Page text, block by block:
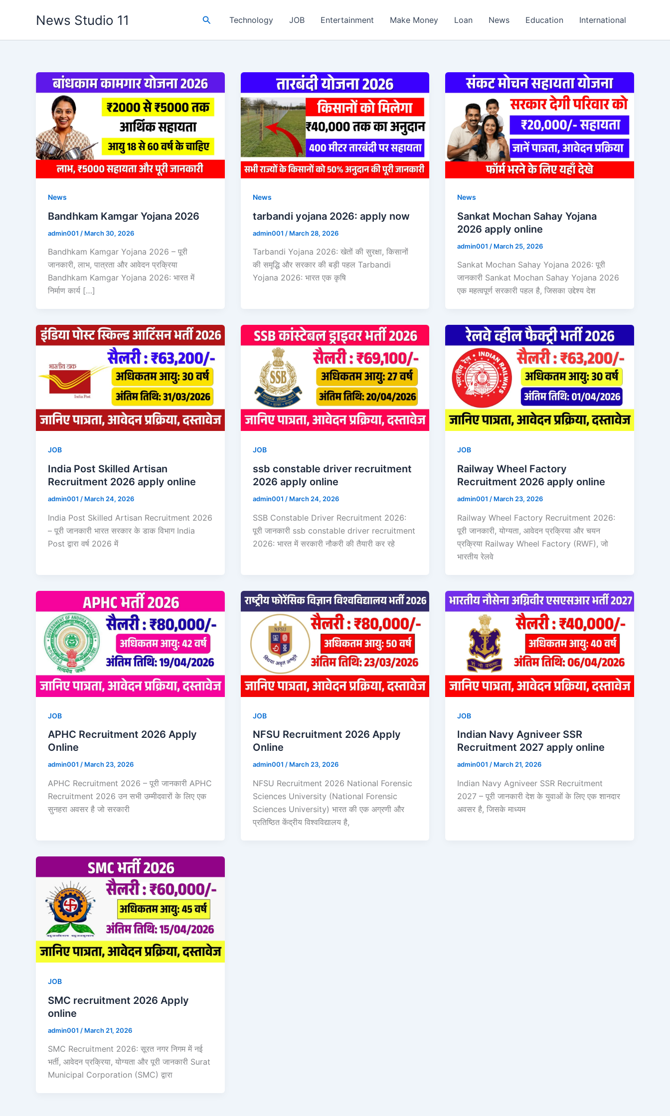
News Studio 11 SearchTechnology JOB Entertainment Make Money Loan News Education International
News
Bandhkam Kamgar Yojana 2026
admin001 / March 30, 2026
Bandhkam Kamgar Yojana 2026 – पूरी
जानकारी, लाभ, पात्रता और आवेदन प्रक्रिया
Bandhkam Kamgar Yojana 2026: भारत में
निर्माण कार्य […]
News
tarbandi yojana 2026: apply now
admin001 / March 28, 2026
Tarbandi Yojana 2026: खेतों की सुरक्षा, किसानों
की समृद्धि और सरकार की बड़ी पहल Tarbandi
Yojana 2026: भारत एक कृषि
News
Sankat Mochan Sahay Yojana
2026 apply online
admin001 / March 25, 2026
Sankat Mochan Sahay Yojana 2026: पूरी
जानकारी Sankat Mochan Sahay Yojana 2026
एक महत्वपूर्ण सरकारी पहल है, जिसका उद्देश्य देश
JOB
India Post Skilled Artisan
Recruitment 2026 apply online
admin001 / March 24, 2026
India Post Skilled Artisan Recruitment 2026
– पूरी जानकारी भारत सरकार के डाक विभाग India
Post द्वारा वर्ष 2026 में
JOB
ssb constable driver recruitment
2026 apply online
admin001 / March 24, 2026
SSB Constable Driver Recruitment 2026:
पूरी जानकारी ssb constable driver recruitment
2026: भारत में सरकारी नौकरी की तैयारी कर रहे
JOB
Railway Wheel Factory
Recruitment 2026 apply online
admin001 / March 23, 2026
Railway Wheel Factory Recruitment 2026:
पूरी जानकारी, योग्यता, आवेदन प्रक्रिया और चयन
प्रक्रिया Railway Wheel Factory (RWF), जो
भारतीय रेलवे
JOB
APHC Recruitment 2026 Apply
Online
admin001 / March 23, 2026
APHC Recruitment 2026 – पूरी जानकारी APHC
Recruitment 2026 उन सभी उम्मीदवारों के लिए एक
सुनहरा अवसर है जो सरकारी
JOB
NFSU Recruitment 2026 Apply
Online
admin001 / March 23, 2026
NFSU Recruitment 2026 National Forensic
Sciences University (National Forensic
Sciences University) भारत की एक अग्रणी और
प्रतिष्ठित केंद्रीय विश्वविद्यालय है,
JOB
Indian Navy Agniveer SSR
Recruitment 2027 apply online
admin001/ March 21, 2026
Indian Navy Agniveer SSR Recruitment
2027 – पूरी जानकारी देश के युवाओं के लिए एक शानदार
अवसर है, जिसके माध्यम
JOB
SMC recruitment 2026 Apply
online
admin001 / March 21, 2026
SMC Recruitment 2026: सूरत नगर निगम में नई
भर्ती, आवेदन प्रक्रिया, योग्यता और पूरी जानकारी Surat
Municipal Corporation (SMC) द्वारा